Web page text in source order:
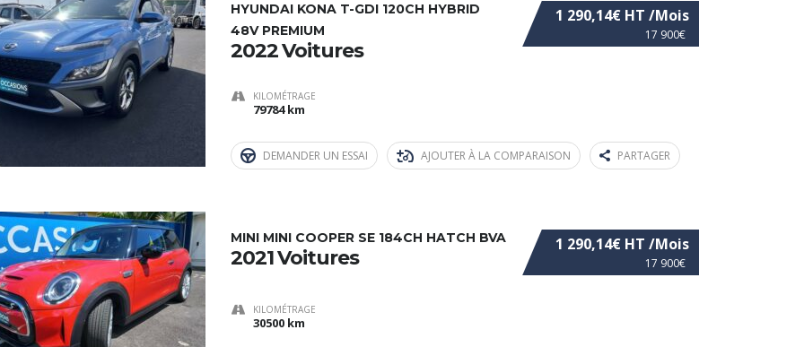
17 900€
1 290,14€ HT /Mois
HYUNDAI KONA T-GDI 120CH HYBRID
48V PREMIUM
2022 Voitures
KILOMÉTRAGE
79784 km
DEMANDER UN ESSAI AJOUTER À LA COMPARAISON PARTAGER
17 900€
1 290,14€ HT /Mois
MINI MINI COOPER SE 184CH HATCH BVA
2021 Voitures
KILOMÉTRAGE
30500 km